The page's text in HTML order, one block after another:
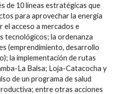
de 10 líneas estratégicas que
para aprovechar la energía
acceso a mercados e
tecnológicos; la ordenanza
(emprendimiento, desarrollo
la implementación de rutas
La Balsa; Loja-Catacocha y
de un programa de salud
entre otras acciones